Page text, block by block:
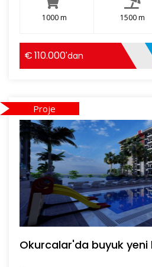
1000 m 1500 m
110.000'dan
Proje
Okurcalar'da buyuk yeni